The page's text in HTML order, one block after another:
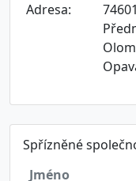
Adresa:
Spřízněné
Jméno